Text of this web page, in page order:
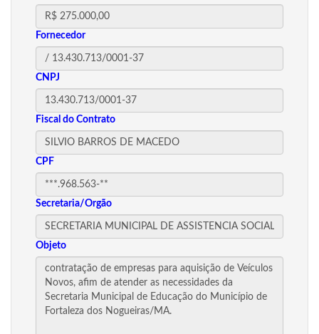
Fornecedor
CNPJ
Fiscal do Contrato
CPF
Secretaria/Orgão
Objeto